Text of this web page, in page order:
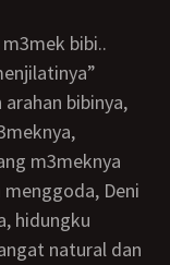
m3meknya
Deni
hidungku
natural dan